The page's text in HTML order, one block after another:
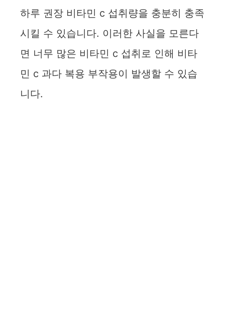
하루 권장 비타민 c 섭취량을 충분히 충족
시킬 수 있습니다. 이러한 사실을 모른다
면 너무 많은 비타민 c 섭취로 인해 비타
민 c 과다 복용 부작용이 발생할 수 있습
니다.